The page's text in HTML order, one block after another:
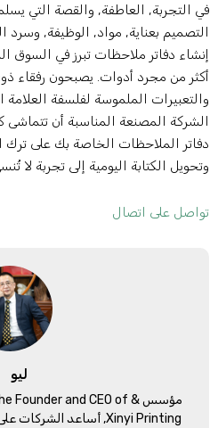
التجربة, العاطفة, والقصة التي
بعناية, مواد, الوظيفة, وسرد
دفاتر ملاحظات تبرز في السوق
من مجرد أدوات. يصبحون رفقاء ذوي
الملموسة لفلسفة العلامة
المصنعة المناسبة أن تتماشى
الملاحظات الخاصة بك على ترك
الكتابة اليومية إلى تجربة لا تُنسى.
على اتصال
ليو
مؤسس &Founder and CEO of
Xinyi Printing, أساعد الشركات على